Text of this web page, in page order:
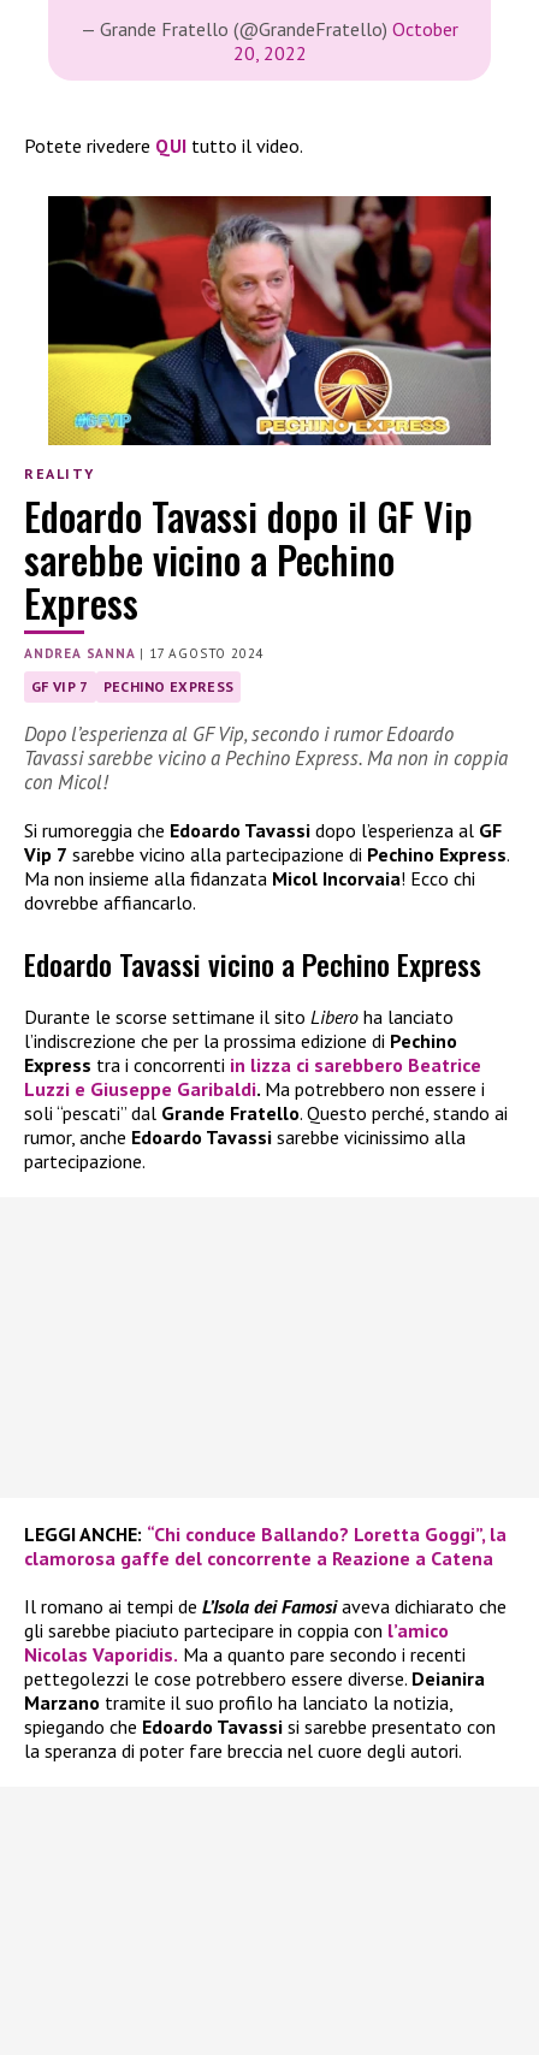
— Grande Fratello (@GrandeFratello) October
20, 2022
Potete rivedere QUI tutto il video.
REALITY
Edoardo Tavassi dopo il GF Vip
sarebbe vicino a Pechino
Express
ANDREA SANNA | 17 AGOSTO 2024
GF VIP 7 PECHINO EXPRESS
Dopo l’esperienza al GF Vip, secondo i rumor Edoardo
Tavassi sarebbe vicino a Pechino Express. Ma non in coppia
con Micol!
Si rumoreggia che Edoardo Tavassi dopo l’esperienza al GF
Vip 7 sarebbe vicino alla partecipazione di Pechino Express.
Ma non insieme alla fidanzata Micol Incorvaia! Ecco chi
dovrebbe affiancarlo.
Edoardo Tavassi vicino a Pechino Express
Durante le scorse settimane il sito Libero ha lanciato
l’indiscrezione che per la prossima edizione di Pechino
Express tra i concorrenti in lizza ci sarebbero Beatrice
Luzzi e Giuseppe Garibaldi. Ma potrebbero non essere i
soli “pescati” dal Grande Fratello. Questo perché, stando ai
rumor, anche Edoardo Tavassi sarebbe vicinissimo alla
partecipazione.
LEGGI ANCHE: “Chi conduce Ballando? Loretta Goggi”, la
clamorosa gaffe del concorrente a Reazione a Catena
Il romano ai tempi de L’Isola dei Famosiaveva dichiarato che
gli sarebbe piaciuto partecipare in coppia con l’amico
Nicolas Vaporidis. Ma a quanto pare secondo i recenti
pettegolezzi le cose potrebbero essere diverse. Deianira
Marzano tramite il suo profilo ha lanciato la notizia,
spiegando che Edoardo Tavassi si sarebbe presentato con
la speranza di poter fare breccia nel cuore degli autori.